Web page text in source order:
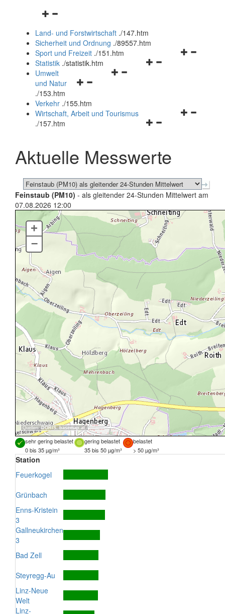
Navigationsmenü
und
schließen
Land- und Forstwirtschaft ./147.htm
Sicherheit und Ordnung ./89557.htm
Navigationsmenü
Sport und Freizeit ./151.htm
Navigationsmenü
Statistik ./statistik.htm
Navigationsmenü
und
schließen
Umwelt
und Natur
./153.htm
Verkehr ./155.htm
Navigationsmenü
schließen
Wirtschaft, Arbeit und Tourismus
./157.htm
Aktuelle Messwerte
Feinstaub (PM10) - als gleitender 24-Stunden Mittelwert am
07.08.2026 12:00
Quellen: DORIS,basemap.at
+
–
sehr gering belastet gering belastet
belastet
0 bis 35 µg/m³
35 bis 50 µg/m³ > 50 µg/m³
Station
Feuerkogel
Grünbach
Enns-Kristein
3
Gallneukirchen
3
Bad Zell
Steyregg-Au
Linz-Neue
Welt
Linz-